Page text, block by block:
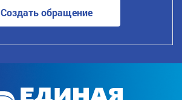
Создать обращение